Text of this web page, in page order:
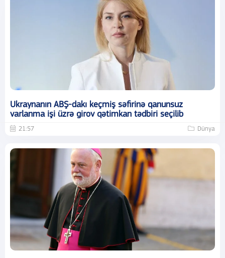
Ukraynanın ABŞ-dakı keçmiş səfirinə qanunsuz
varlanma işi üzrə girov qətimkan tədbiri seçilib
21:57 Dünya